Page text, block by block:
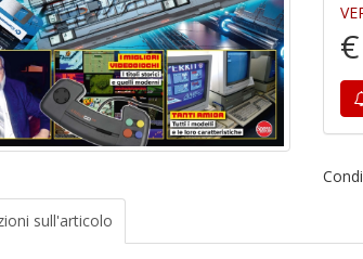
sull'articolo